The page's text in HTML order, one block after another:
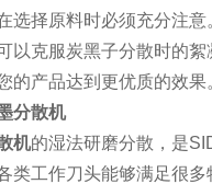
选择原料时必须充分注
以克服炭黑子分散时的
的产品达到更优质的效果
分散机
机的湿法研磨分散，是
类工作刀头能够满足很